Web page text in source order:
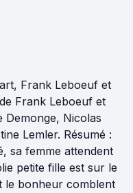
Frank Leboeuf et
Frank Leboeuf et
Demonge, Nicolas
Lemler. Résumé :
sa femme attendent
petite fille est sur le
le bonheur comblent